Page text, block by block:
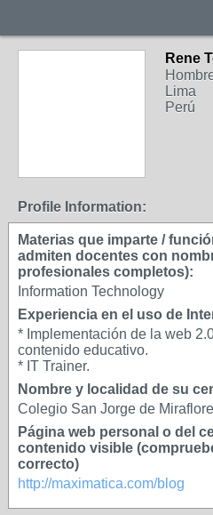
Rene
Lima
Perú
Profile Information:
Materias que imparte /
admiten docentes con
profesionales completos):
Information Technology
Experiencia en el uso de
* Implementación de la web
contenido educativo.
* IT Trainer.
Nombre y localidad de su
Colegio San Jorge de
Página web personal o del
contenido visible
correcto)
http://maximatica.com/blog